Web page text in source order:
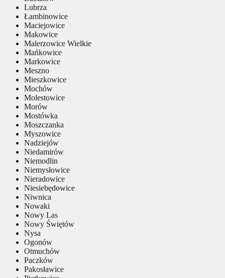
Lubrza
Łambinowice
Maciejowice
Makowice
Malerzowice Wielkie
Mańkowice
Markowice
Meszno
Mieszkowice
Mochów
Molestowice
Morów
Mostówka
Moszczanka
Myszowice
Nadziejów
Niedamirów
Niemodlin
Niemysłowice
Nieradowice
Niesiebędowice
Niwnica
Nowaki
Nowy Las
Nowy Świętów
Nysa
Ogonów
Otmuchów
Paczków
Pakosławice